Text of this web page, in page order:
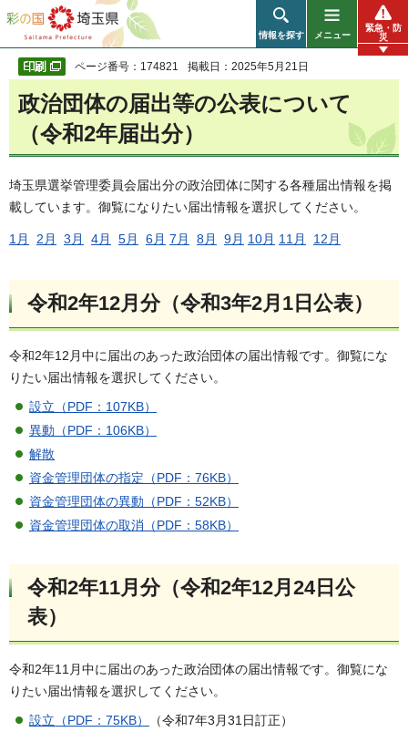
彩の国 埼玉県
情報を探す メニュー
緊急・防
災
ページ番号：174821 掲載日：2025年5月21日
政治団体の届出等の公表について
（令和2年届出分）
埼玉県選挙管理委員会届出分の政治団体に関する各種届出情報を掲
載しています。御覧になりたい届出情報を選択してください。
1月 2月 3月 4月 5月 6月 7月 8月 9月 10月 11月 12月
令和2年12月分（令和3年2月1日公表）
令和2年12月中に届出のあった政治団体の届出情報です。御覧にな
りたい届出情報を選択してください。
設立（PDF：107KB）
異動（PDF：106KB）
解散
資金管理団体の指定（PDF：76KB）
資金管理団体の異動（PDF：52KB）
資金管理団体の取消（PDF：58KB）
令和2年11月分（令和2年12月24日公
表）
令和2年11月中に届出のあった政治団体の届出情報です。御覧にな
りたい届出情報を選択してください。
設立（PDF：75KB）
（令和7年3月31日訂正）